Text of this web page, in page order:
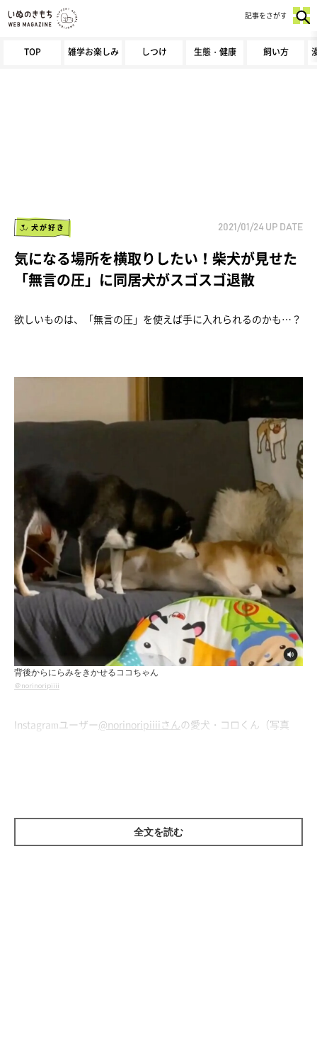
TOP 雑学お楽しみ しつけ 生態・健康 飼い方
記事をさがす
犬が好き 2021/01/24 UP DATE
気になる場所を横取りしたい！柴犬が見せた
「無言の圧」に同居犬がスゴスゴ退散
欲しいものは、「無言の圧」を使えば手に入れられるのかも…？
背後からにらみをきかせるココちゃん
＠norinoripiiii
Instagramユーザー@norinoripiiiiさんの愛犬・コロくん（写真
全文を読む